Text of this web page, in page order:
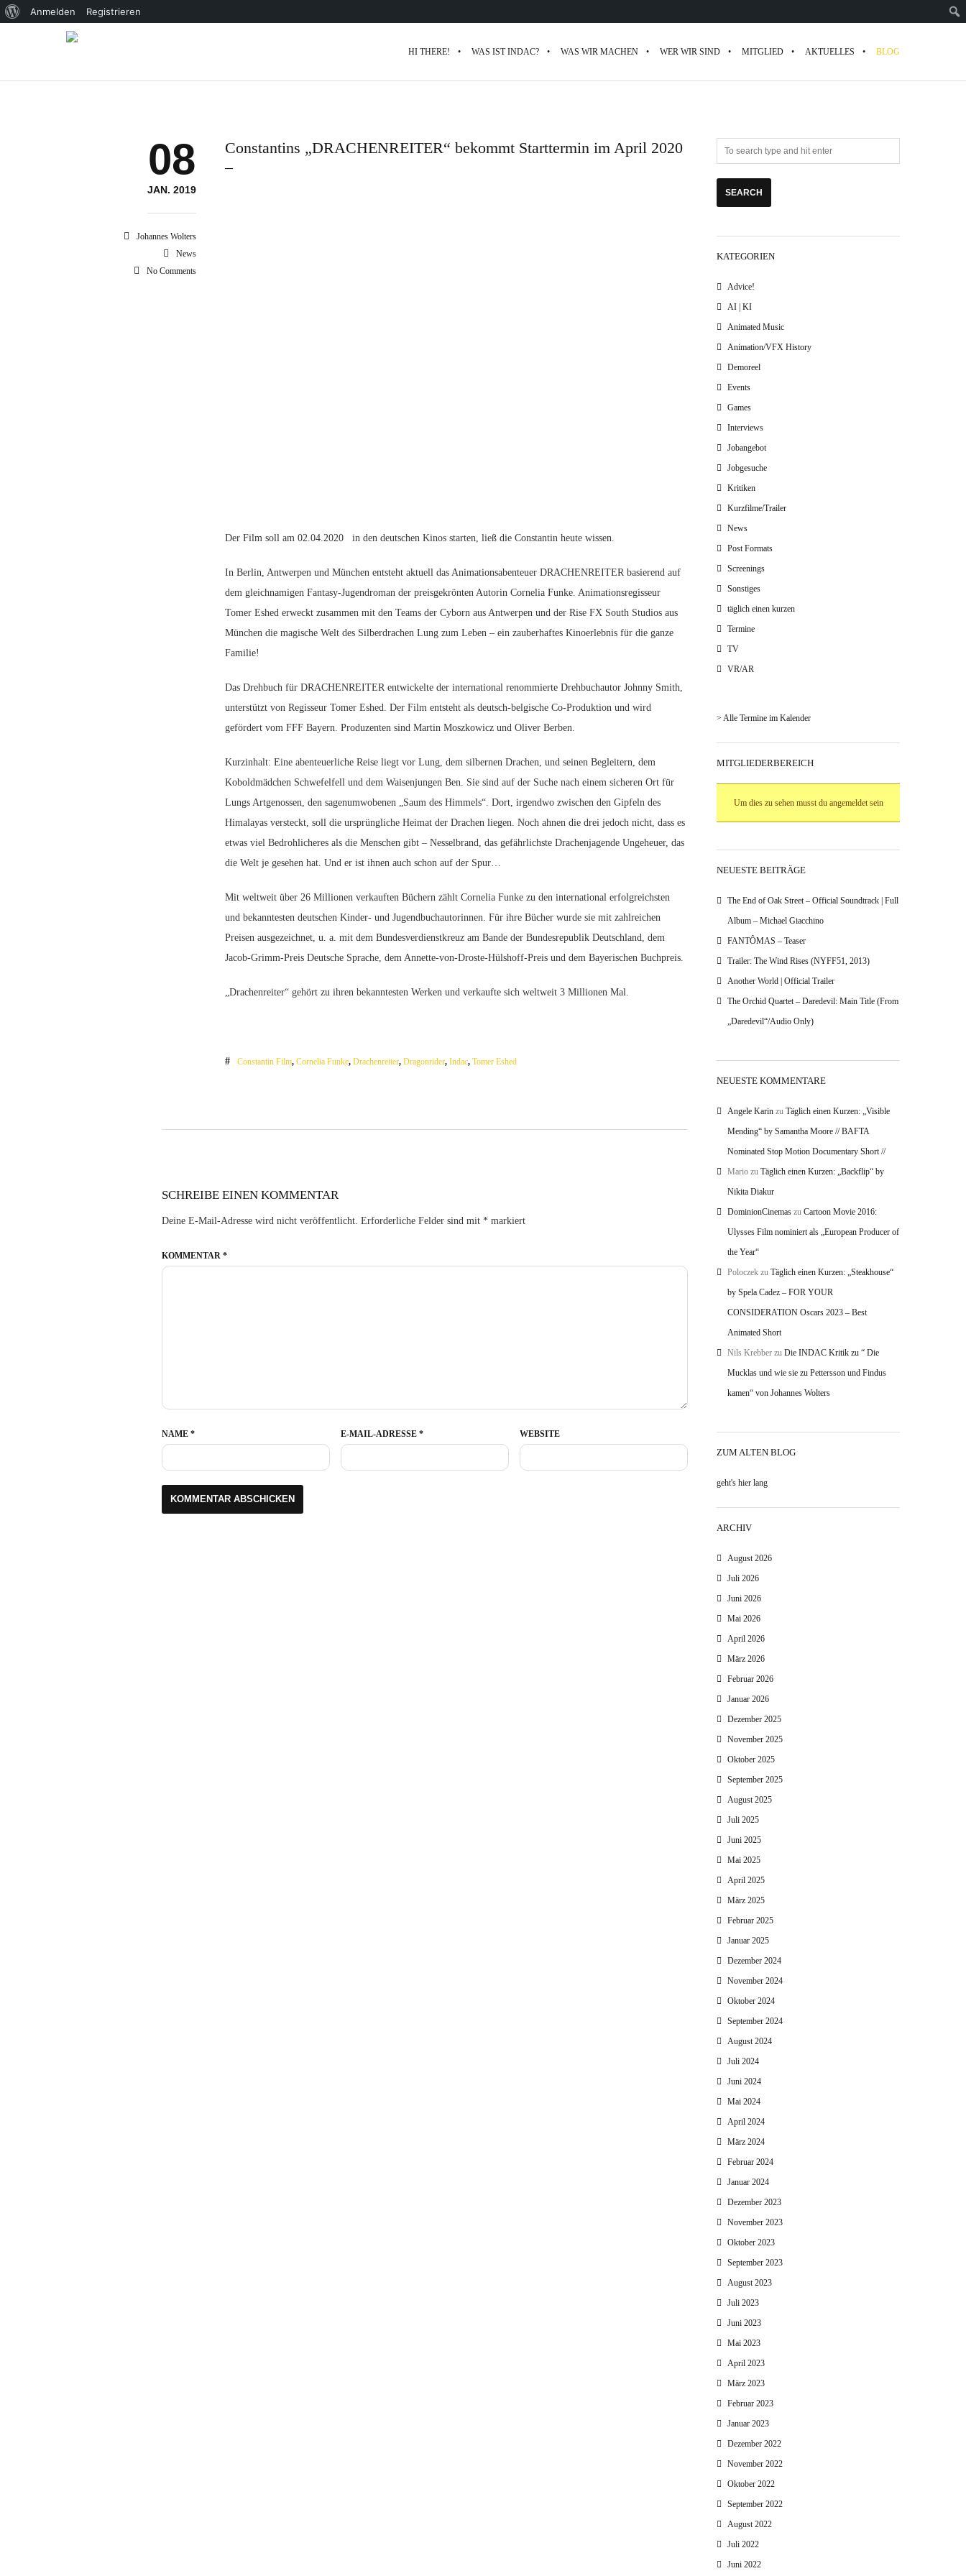
Über
WordPress
Anmelden Registrieren
HI THERE! WAS IST INDAC? WAS WIR MACHEN WER WIR SIND MITGLIED AKTUELLES BLOG
08
JAN. 2019
Johannes Wolters
News
No Comments
Constantins „DRACHENREITER“ bekommt Starttermin im April 2020
–
Der Film soll am 02.04.2020 in den deutschen Kinos starten, ließ die Constantin heute wissen.
In Berlin, Antwerpen und München entsteht aktuell das Animationsabenteuer DRACHENREITER basierend auf
dem gleichnamigen Fantasy-Jugendroman der preisgekrönten Autorin Cornelia Funke. Animationsregisseur
Tomer Eshed erweckt zusammen mit den Teams der Cyborn aus Antwerpen und der Rise FX South Studios aus
München die magische Welt des Silberdrachen Lung zum Leben – ein zauberhaftes Kinoerlebnis für die ganze
Familie!
Das Drehbuch für DRACHENREITER entwickelte der international renommierte Drehbuchautor Johnny Smith,
unterstützt von Regisseur Tomer Eshed. Der Film entsteht als deutsch-belgische Co-Produktion und wird
gefördert vom FFF Bayern. Produzenten sind Martin Moszkowicz und Oliver Berben.
Kurzinhalt: Eine abenteuerliche Reise liegt vor Lung, dem silbernen Drachen, und seinen Begleitern, dem
Koboldmädchen Schwefelfell und dem Waisenjungen Ben. Sie sind auf der Suche nach einem sicheren Ort für
Lungs Artgenossen, den sagenumwobenen „Saum des Himmels“. Dort, irgendwo zwischen den Gipfeln des
Himalayas versteckt, soll die ursprüngliche Heimat der Drachen liegen. Noch ahnen die drei jedoch nicht, dass es
etwas viel Bedrohlicheres als die Menschen gibt – Nesselbrand, das gefährlichste Drachenjagende Ungeheuer, das
die Welt je gesehen hat. Und er ist ihnen auch schon auf der Spur…
Mit weltweit über 26 Millionen verkauften Büchern zählt Cornelia Funke zu den international erfolgreichsten
und bekanntesten deutschen Kinder- und Jugendbuchautorinnen. Für ihre Bücher wurde sie mit zahlreichen
Preisen ausgezeichnet, u. a. mit dem Bundesverdienstkreuz am Bande der Bundesrepublik Deutschland, dem
Jacob-Grimm-Preis Deutsche Sprache, dem Annette-von-Droste-Hülshoff-Preis und dem Bayerischen Buchpreis.
„Drachenreiter“ gehört zu ihren bekanntesten Werken und verkaufte sich weltweit 3 Millionen Mal.
Constantin Film,Cornelia Funke,Drachenreiter,Dragonrider,Indac,Tomer Eshed
SCHREIBE EINEN KOMMENTAR
Deine E-Mail-Adresse wird nicht veröffentlicht. Erforderliche Felder sind mit *markiert
KOMMENTAR *
NAME * E-MAIL-ADRESSE * WEBSITE
KATEGORIEN
Advice!
AI | KI
Animated Music
Animation/VFX History
Demoreel
Events
Games
Interviews
Jobangebot
Jobgesuche
Kritiken
Kurzfilme/Trailer
News
Post Formats
Screenings
Sonstiges
täglich einen kurzen
Termine
TV
VR/AR
> Alle Termine im Kalender
MITGLIEDERBEREICH
Um dies zu sehen musst du angemeldet sein
NEUESTE BEITRÄGE
The End of Oak Street – Official Soundtrack | Full
Album – Michael Giacchino
FANTÔMAS – Teaser
Trailer: The Wind Rises (NYFF51, 2013)
Another World | Official Trailer
The Orchid Quartet – Daredevil: Main Title (From
„Daredevil“/Audio Only)
NEUESTE KOMMENTARE
Angele Karin zu Täglich einen Kurzen: „Visible
Mending“ by Samantha Moore // BAFTA
Nominated Stop Motion Documentary Short //
Mario zu Täglich einen Kurzen: „Backflip“ by
Nikita Diakur
DominionCinemas zu Cartoon Movie 2016:
Ulysses Film nominiert als „European Producer of
the Year“
Poloczek zu Täglich einen Kurzen: „Steakhouse“
by Spela Cadez – FOR YOUR
CONSIDERATION Oscars 2023 – Best
Animated Short
Nils Krebber zu Die INDAC Kritik zu “ Die
Mucklas und wie sie zu Pettersson und Findus
kamen“ von Johannes Wolters
ZUM ALTEN BLOG
geht's hier lang
ARCHIV
August 2026
Juli 2026
Juni 2026
Mai 2026
April 2026
März 2026
Februar 2026
Januar 2026
Dezember 2025
November 2025
Oktober 2025
September 2025
August 2025
Juli 2025
Juni 2025
Mai 2025
April 2025
März 2025
Februar 2025
Januar 2025
Dezember 2024
November 2024
Oktober 2024
September 2024
August 2024
Juli 2024
Juni 2024
Mai 2024
April 2024
März 2024
Februar 2024
Januar 2024
Dezember 2023
November 2023
Oktober 2023
September 2023
August 2023
Juli 2023
Juni 2023
Mai 2023
April 2023
März 2023
Februar 2023
Januar 2023
Dezember 2022
November 2022
Oktober 2022
September 2022
August 2022
Juli 2022
Juni 2022